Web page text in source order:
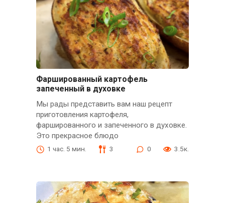
Фаршированный картофель
запеченный в духовке
Мы рады представить вам наш рецепт
приготовления картофеля,
фаршированного и запеченного в духовке.
Это прекрасное блюдо
1 час. 5 мин. 3 0 3.5к.